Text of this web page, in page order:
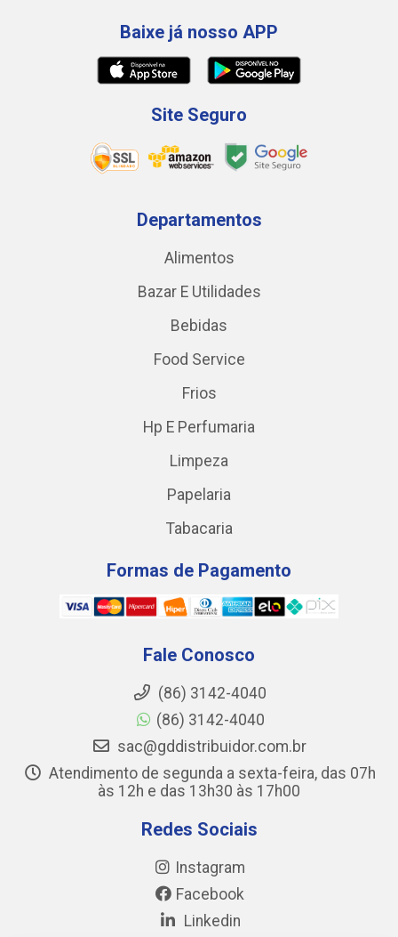
Baixe já nosso APP
Site Seguro
Departamentos
Alimentos
Bazar E Utilidades
Bebidas
Food Service
Frios
Hp E Perfumaria
Limpeza
Papelaria
Tabacaria
Formas de Pagamento
Fale Conosco
(86) 3142-4040
(86) 3142-4040
sac@gddistribuidor.com.br
Atendimento de segunda a sexta-feira, das 07h
às 12h e das 13h30 às 17h00
Redes Sociais
Instagram
Facebook
Linkedin